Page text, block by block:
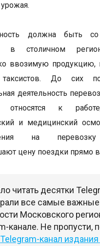
должна быть
в столичном
ввозимую продукцию,
таксистов. До сих
деятельность
относятся к
и медицинский
на перевозку
цену поездки прямо в
читать десятки
все самые важные
Московского
канале. Не пропусти,
Telegram-канал